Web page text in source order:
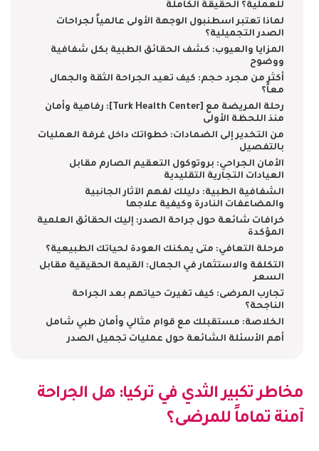
للعملية؟ الحقيقة الكاملة
لماذا تعتبر اسطنبول الوجهة الأولى عالمياً لجراحات
الصدر التجميلية؟
المزايا والعيوب: كشف الحقائق الطبية بكل شفافية
ووضوح
أكثر من مجرد حجم: كيف تعيد الجراحة الثقة والجمال
معاً؟
رحلة المريضة مع [Turk Health Center]: رفاهية وأمان
منذ اللحظة الأولى
من التخدير إلى الضمادات: خطواتك داخل غرفة العمليات
بالتفصيل
الأمان الجراحي: بروتوكول التعقيم الصارم مقابل
العيادات التجارية التقليدية
الشفافية الطبية: دليلك لفهم الآثار الجانبية
والمضاعفات النادرة وكيفية علاجها
خرافات شائعة حول جراحة الصدر: إليك الحقائق العلمية
المؤكدة
مرحلة التعافي: متى يمكنك العودة لحياتك الطبيعية؟
التكلفة والاستثمار في الجمال: القيمة الحقيقية مقابل
السعر
تجارب المرضى: كيف تغيرت حياتهم بعد الجراحة
الناجحة؟
الخلاصة: مستقبلك مع قوام مثالي وأمان طبي شامل
أهم الأسئلة الشائعة حول عمليات تجميل الصدر
مخاطر تكبير الثدي في تركيا: هل الجراحة
آمنة تماماً للمرضى؟